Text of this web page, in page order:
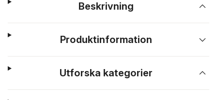
Beskrivning
Produktinformation
Utforska kategorier